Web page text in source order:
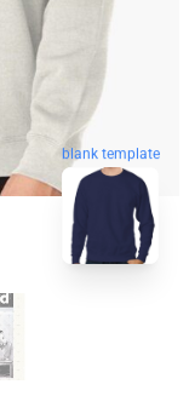
blank template